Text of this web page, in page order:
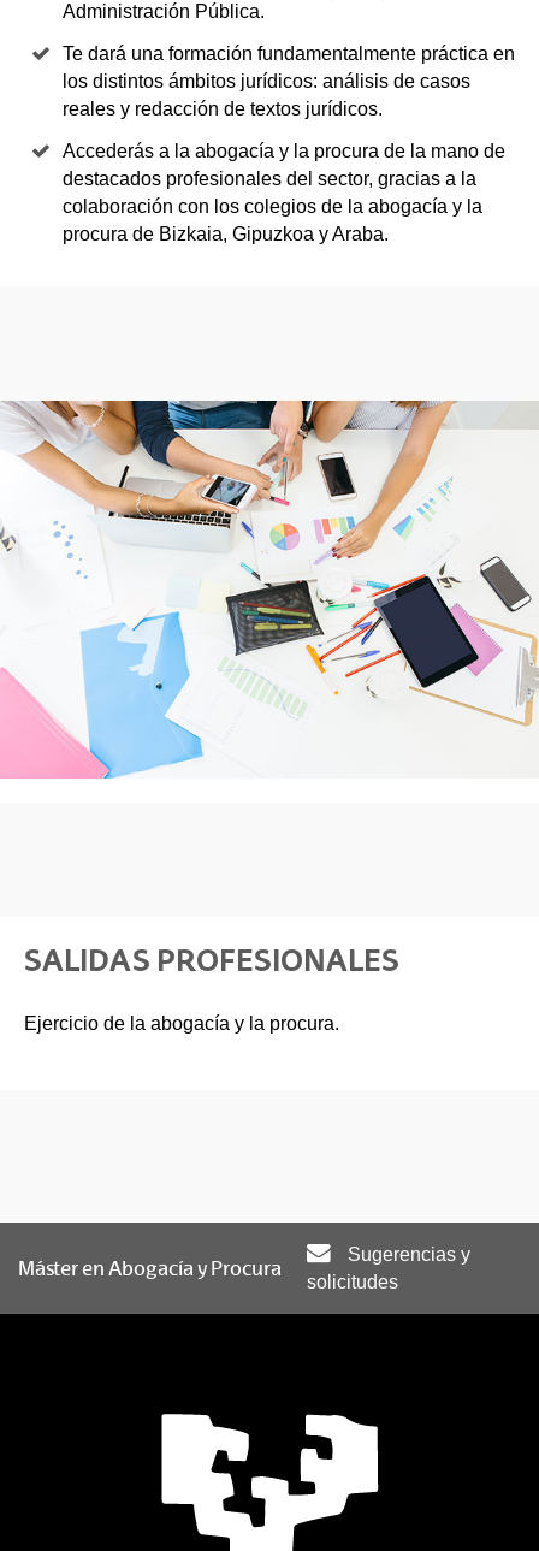
Administración Pública.
Te dará una formación fundamentalmente práctica en
los distintos ámbitos jurídicos: análisis de casos
reales y redacción de textos jurídicos.
Accederás a la abogacía y la procura de la mano de
destacados profesionales del sector, gracias a la
colaboración con los colegios de la abogacía y la
procura de Bizkaia, Gipuzkoa y Araba.
SALIDAS PROFESIONALES
Ejercicio de la abogacía y la procura.
Máster en Abogacía y Procura
Sugerencias y
solicitudes